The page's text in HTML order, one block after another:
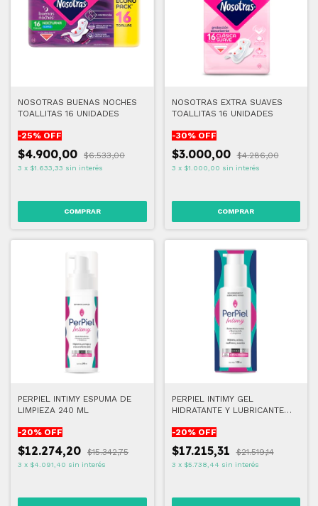
NOSOTRAS BUENAS NOCHES
TOALLITAS 16 UNIDADES
-25% OFF
$4.900,00 $6.533,00
3 x $1.633,33 sin interés
NOSOTRAS EXTRA SUAVES
TOALLITAS 16 UNIDADES
-30% OFF
$3.000,00 $4.286,00
3 x $1.000,00 sin interés
PERPIEL INTIMY ESPUMA DE
LIMPIEZA 240 ML
-20% OFF
$12.274,20 $15.342,75
3 x $4.091,40 sin interés
PERPIEL INTIMY GEL
HIDRATANTE Y LUBRICANTE
-20% OFF
$17.215,31 $21.519,14
3 x $5.738,44 sin interés